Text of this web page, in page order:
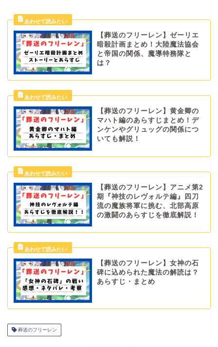
【葬送のフリーレン】ゼーリエ
暗殺計画まとめ！大陸魔法協会
と帝国の関係、魔導特務隊と
は？
【葬送のフリーレン】黄金卿の
マハト編のあらすじまとめ！デ
ンケンやグリュッグの関係につ
いても解説！
【葬送のフリーレン】アニメ第2
期『神技のレヴォルテ編』四刀
流の魔族将軍に挑む、北部高原
の激闘のあらすじを徹底解説！
【葬送のフリーレン】女神の石
碑に込められた魔法の解読は？
あらすじ・まとめ
葬送のフリーレン